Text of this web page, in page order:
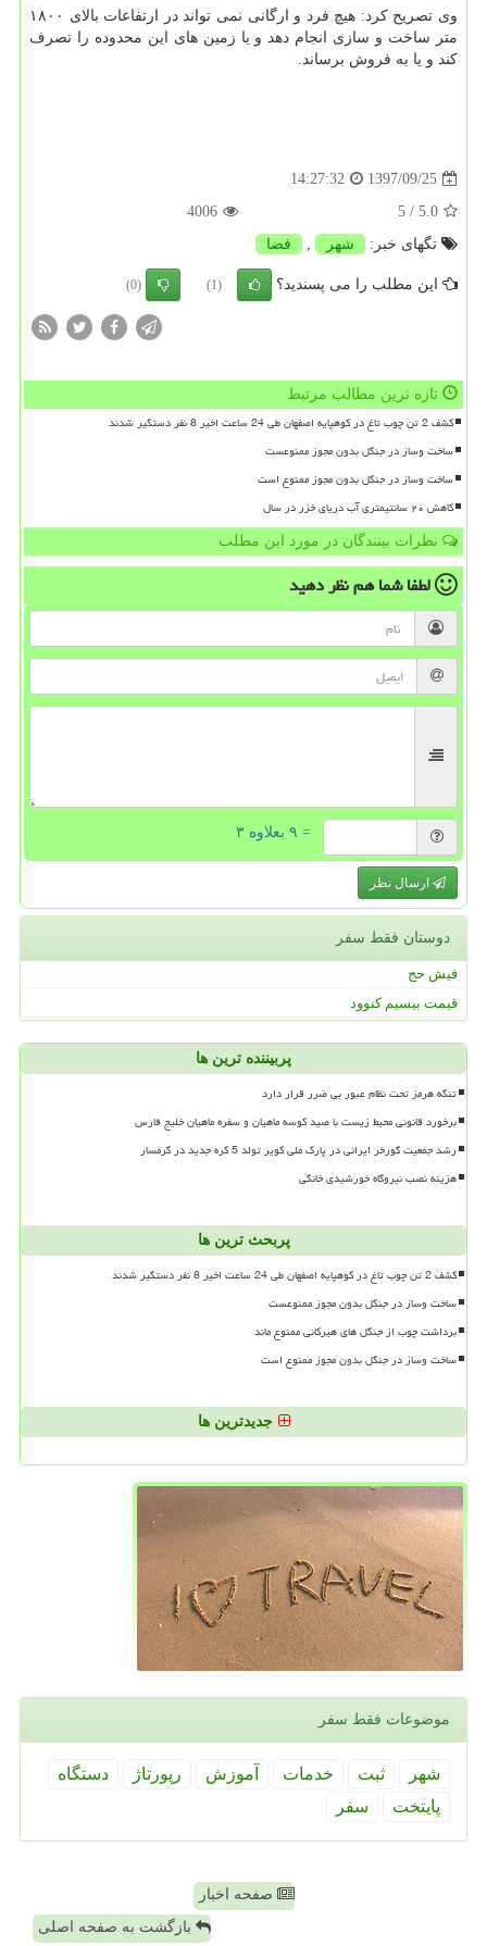
وی تصریح كرد: هیچ فرد و ارگانی نمی تواند در ارتفاعات بالای ۱۸۰۰
متر ساخت و سازی انجام دهد و یا زمین های این محدوده را تصرف
كند و یا به فروش برساند.
1397/09/25
14:27:32
5.0
/ 5
4006
تگهای خبر:
شهر , فضا
این مطلب را می پسندید؟ (1)
(0)
تازه ترین مطالب مرتبط
کشف 2 تن چوب تاغ در کوهپایه اصفهان طی 24 ساعت اخیر 8 نفر دستگیر شدند
ساخت وساز در جنگل بدون مجوز ممنوعست
ساخت وساز در جنگل بدون مجوز ممنوع است
کاهش ۲۰ سانتیمتری آب دریای خزر در سال
نظرات بینندگان در مورد این مطلب
لطفا شما همنظر دهید
= ۹ بعلاوه ۳
ارسال نظر
دوستان فقط سفر
فیش حج
قیمت بیسیم کنوود
پربیننده ترین ها
تنگه هرمز تحت نظام عبور بی ضرر قرار دارد
برخورد قانونی محیط زیست با صید کوسه ماهیان و سفره ماهیان خلیج فارس
رشد جمعیت گورخر ایرانی در پارک ملی کویر تولد 5 کره جدید در گرمسار
هزینه نصب نیروگاه خورشیدی خانگی
پربحث ترین ها
کشف 2 تن چوب تاغ در کوهپایه اصفهان طی 24 ساعت اخیر 8 نفر دستگیر شدند
ساخت وساز در جنگل بدون مجوز ممنوعست
برداشت چوب از جنگل های هیرکانی ممنوع ماند
ساخت وساز در جنگل بدون مجوز ممنوع است
جدیدترین ها
موضوعات فقط سفر
شهر ثبت خدمات آموزش رپورتاژ
دستگاه
پایتخت
سفر
صفحه اخبار
بازگشت به صفحه اصلی